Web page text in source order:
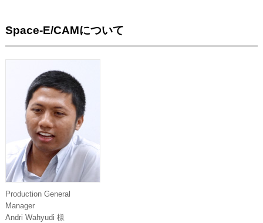
Space-E/CAMについて
Production General
Manager
Andri Wahyudi 様